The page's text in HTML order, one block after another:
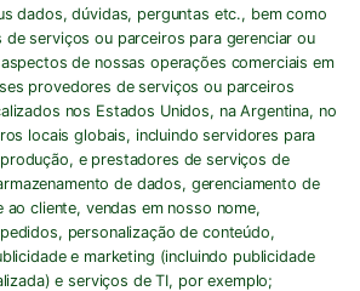
dados, dúvidas, perguntas etc., bem como
serviços ou parceiros para gerenciar ou
de nossas operações comerciais em
provedores de serviços ou parceiros
nos Estados Unidos, na Argentina, no
locais globais, incluindo servidores para
e prestadores de serviços de
de dados, gerenciamento de
cliente, vendas em nosso nome,
personalização de conteúdo,
e marketing (incluindo publicidade
e serviços de TI, por exemplo;